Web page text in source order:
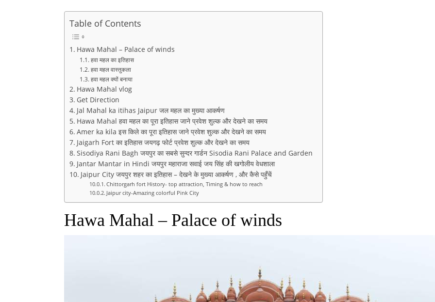
Table of Contents
Hawa Mahal – Palace of winds
हवा महल का इतिहास
हवा महल वास्तुकला
हवा महल क्यों बनाया
Hawa Mahal vlog
Get Direction
Jal Mahal ka itihas Jaipur जल महल का मुख्या आकर्षण
Hawa Mahal हवा महल का पूरा इतिहास जाने प्रवेश शुल्क और देखने का समय
Amer ka kila इस किले का पूरा इतिहास जाने प्रवेश शुल्क और देखने का समय
Jaigarh Fort का इतिहास जयगढ़ फोर्ट प्रवेश शुल्क और देखने का समय
Sisodiya Rani Bagh जयपुर का सबसे सुन्दर गार्डन Sisodia Rani Palace and Garden
Jantar Mantar in Hindi जयपुर महाराजा सवाई जय सिंह की खगोलीय वेधशाला
Jaipur City जयपुर शहर का इतिहास – देखने के मुख्या आकर्षण , और कैसे पहुँचें
Chittorgarh fort History- top attraction, Timing & how to reach
Jaipur city-Amazing colorful Pink City
Hawa Mahal – Palace of winds